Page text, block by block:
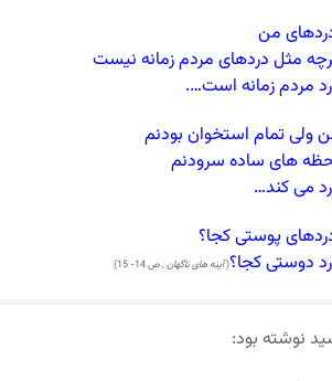
من
مثل دردهای مردم زمانه نیست
مردم زمانه است….
ولی تمام استخوان بودنم
های ساده سرودنم
می کند…
پوستی کجا؟
دوستی کجا؟(آینه های ناگهان, ص 14- 15)
نوشته بود: